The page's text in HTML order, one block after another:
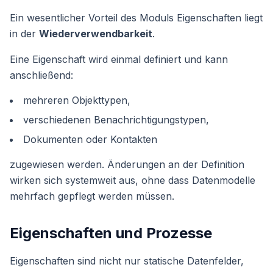
Ein wesentlicher Vorteil des Moduls Eigenschaften liegt
in der Wiederverwendbarkeit.
Eine Eigenschaft wird einmal definiert und kann
anschließend:
mehreren Objekttypen,
verschiedenen Benachrichtigungstypen,
Dokumenten oder Kontakten
zugewiesen werden. Änderungen an der Definition
wirken sich systemweit aus, ohne dass Datenmodelle
mehrfach gepflegt werden müssen.
Eigenschaften und Prozesse
Eigenschaften sind nicht nur statische Datenfelder,